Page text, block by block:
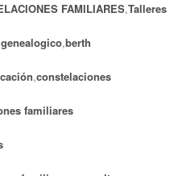
FAMILIARES,Talleres
,berth
,constelaciones
familiares